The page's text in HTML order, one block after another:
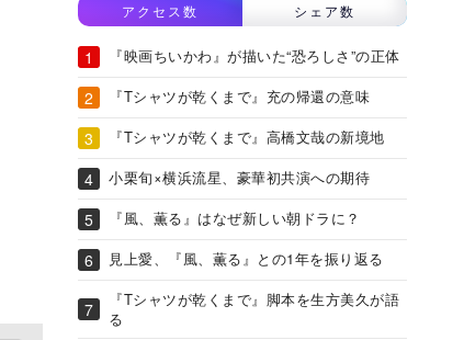
アクセス数 シェア数
『映画ちいかわ』が描いた“恐ろしさ”の正体
『Tシャツが乾くまで』充の帰還の意味
『Tシャツが乾くまで』高橋文哉の新境地
小栗旬×横浜流星、豪華初共演への期待
『風、薫る』はなぜ新しい朝ドラに？
見上愛、『風、薫る』との1年を振り返る
『Tシャツが乾くまで』脚本を生方美久が語
る